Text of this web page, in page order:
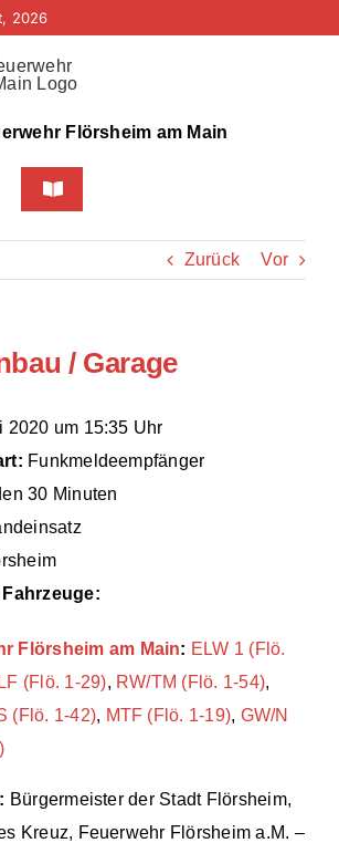
2026
Flörsheim am Main
Toggle
Navigation
Zurück Vor
/ Garage
2020 um 15:35 Uhr
Funkmeldeempfänger
30 Minuten
Flörsheim am Main: ELW 1 (Flö.
(Flö. 1-29), RW/TM (Flö. 1-54),
(Flö. 1-42), MTF (Flö. 1-19), GW/N
Bürgermeister der Stadt Flörsheim,
Kreuz, Feuerwehr Flörsheim a.M. –